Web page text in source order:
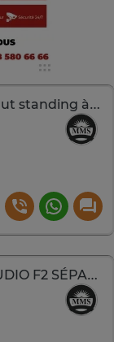
Mini studio haut standing à louer à Fass(BRT, POINT E)
LUXUEUX STUDIO F2 SÉPARÉ À LOUER À DAKAR PLATEAU